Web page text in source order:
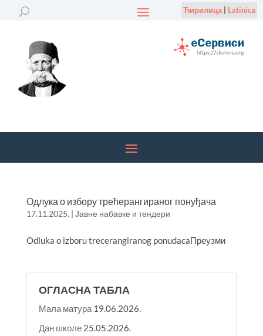
Ћирилица| Latinica
Одлука о избору трећерангираног понуђача
17.11.2025. | Јавне набавке и тендери
Odluka o izboru trecerangiranog ponudacaПреузми
ОГЛАСНА ТАБЛА
Мала матура 19.06.2026.
Дан школе 25.05.2026.